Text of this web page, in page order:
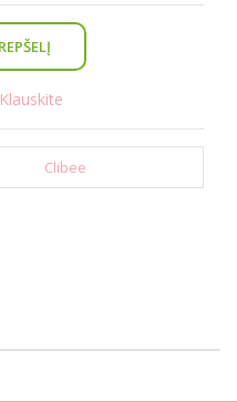
Klauskite
Clibee